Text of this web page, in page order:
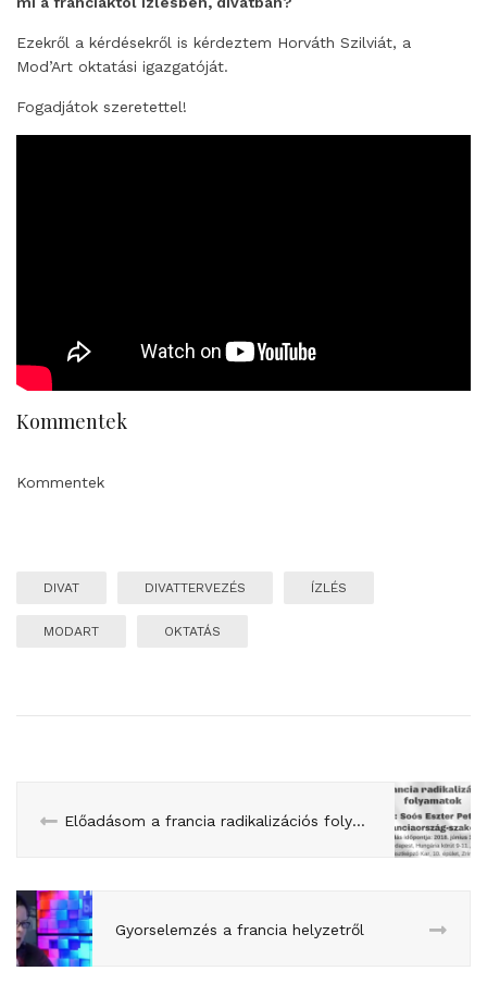
Ezekről a kérdésekről is kérdeztem Horváth Szilviát, a
Mod’Art oktatási igazgatóját.
Fogadjátok szeretettel!
Kommentek
Kommentek
DIVAT DIVATTERVEZÉS ÍZLÉS
MODART OKTATÁS
Előadásom a francia radikalizációs folyamatokról az NKE-n
Gyorselemzés a francia helyzetről